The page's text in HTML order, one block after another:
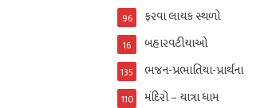
ફરવા લાયક સ્થળો
96
બહારવટીયાઓ
16
ભજન-પ્રભાતિયા-પ્રાર્થના
135
મંદિરો – યાત્રા ધામ
110